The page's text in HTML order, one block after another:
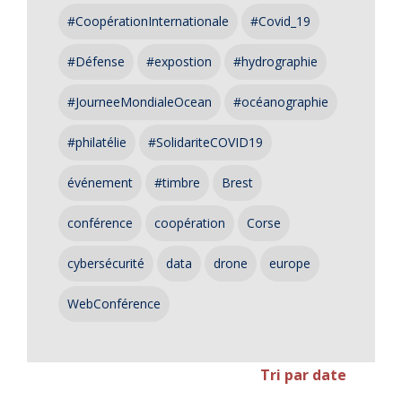
#CoopérationInternationale #Covid_19
#Défense #expostion #hydrographie
#JourneeMondialeOcean #océanographie
#philatélie #SolidariteCOVID19
événement #timbre Brest
conférence coopération Corse
cybersécurité data drone europe
WebConférence
Tri par date